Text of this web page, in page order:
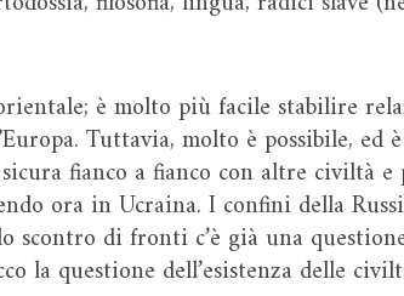
è molto più facile stabilire
Tuttavia, molto è possibile, ed
fianco a fianco con altre civiltà e
ora in Ucraina. I confini della
scontro di fronti c’è già una
la questione dell’esistenza delle